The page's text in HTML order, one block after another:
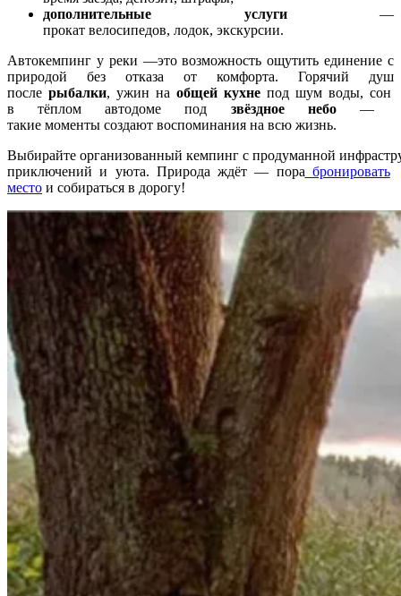
дополнительные услуги—
прокат велосипедов, лодок, экскурсии.
Автокемпинг у реки —этовозможностьощутить единениес
природой без отказа от комфорта. Горячий душ
после рыбалки, ужин на общей кухне под шум воды, сон
втёплом автодоме под звёздное небо—
такие моменты создают воспоминания на всю жизнь.
Выбирайте организованный кемпинг с продуманной
приключений и уюта. Природа ждёт — пора бронировать
место и собираться в дорогу!